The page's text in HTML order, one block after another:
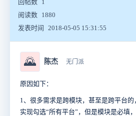
回帖数 1
阅读数 1880
发表时间
2018-05-05 15:31:55
🌄 陈杰 无门派
原因如下：
1、很多需求是跨模块，甚至是跨平台的
实现勾选“所有平台”，但是模块是必填